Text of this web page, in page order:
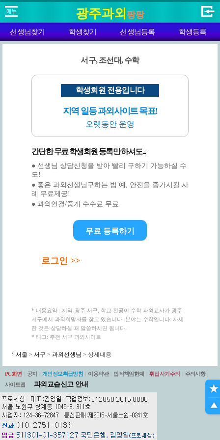
광주과외 팡팡
선생님찾기 학생찾기 선생님등록 학생등록
서구, 조선대, 수학
학생회원 전용입니다
지역 일등 과외사이트 목표!
오랫동안 운영
간단한 무료 학생회원 등록만 하셔도...
● 선생님 상담신청을 받아 빨리 구하기 가능하실 수
도!
● 좋은 과외선생님구하는 법 예, 안전을 증가시킬 사
례 무료제공!
● 과외연결/중개 수수료 무료
무료 등록하기
로그인 >>
* 내용요약 : 지역-광주 서구, 학교 전공이 수학 과외교사가 광주
서구에서 과외희망자를 찾고 있습니다. 분야는 수학입니다. 자세
한 것은 상담하실 때 말씀하시면 됩니다.
* 태그: 추천 서구 과외사이트
서울 > 서구 > 과외선생님 > 상세내용
PC화면 공지 개인정보취급방침 이용약관 법적책임한계 취업사기주의 주의사항
사이트맵
과외교습신고 안내